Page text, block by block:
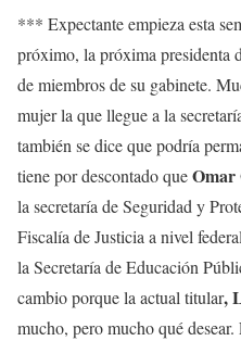
*** Expectante empieza esta
próximo, la próxima presidenta
de miembros de su gabinete.
mujer la que llegue a la
también se dice que podría
tiene por descontado queOmar
la secretaría de Seguridad y
Fiscalía de Justicia a nivel
la Secretaría de Educación
cambio porque la actual titular,
mucho, pero mucho qué